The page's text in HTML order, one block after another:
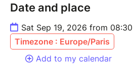
Date and place
Sat Sep 19, 2026 from
Timezone : Europe/Paris
Add to my calendar